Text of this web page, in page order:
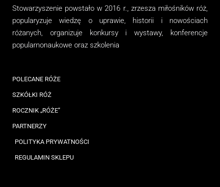
Stowarzyszenie powstało w 2016 r., zrzesza miłośników róż,
popularyzuje wiedzę o uprawie, historii i nowościach
różanych, organizujekonkursy i wystawy, konferencje
popularnonaukowe oraz szkolenia
POLECANE RÓŻE
SZKÓŁKI RÓŻ
ROCZNIK „RÓŻE”
PARTNERZY
POLITYKA PRYWATNOŚCI
REGULAMIN SKLEPU